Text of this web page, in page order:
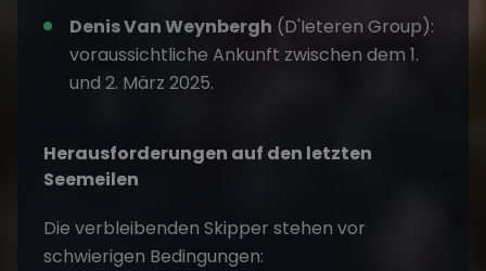
Denis Van Weynbergh (D'Ieteren Group):
voraussichtliche Ankunft zwischen dem 1.
und 2. März 2025.
Herausforderungen auf den letzten
Seemeilen
Die verbleibenden Skipper stehen vor
schwierigen Bedingungen: